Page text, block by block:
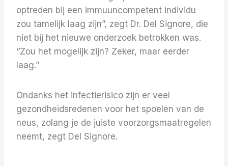
optreden bij een immuuncompetent individu
zou tamelijk laag zijn”, zegt Dr. Del Signore, die
niet bij het nieuwe onderzoek betrokken was.
“Zou het mogelijk zijn? Zeker, maar eerder
laag.”
Ondanks het infectierisico zijn er veel
gezondheidsredenen voor het spoelen van de
neus, zolang je de juiste voorzorgsmaatregelen
neemt, zegt Del Signore.